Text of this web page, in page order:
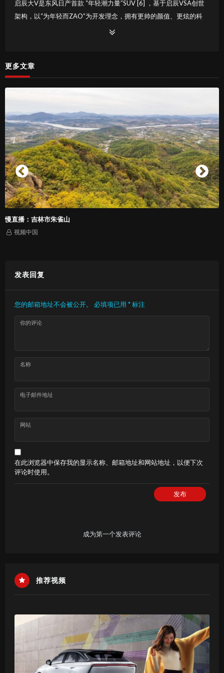
启辰大V是东风日产首款 “年轻潮力量”SUV [6] ，基于启辰VSA创世
架构，以“为年轻而ZAO”为开发理念，拥有更帅的颜值、更炫的科
技、更爽的体验 [3] 。同时，东风日产启辰启用最懂新一代消费者需
更多文章
慢直播：吉林市朱雀山
视频中国
发表回复
您的邮箱地址不会被公开。 必填项已用*标注
你的评论
名称
电子邮件地址
网站
在此浏览器中保存我的显示名称、邮箱地址和网站地址，以便下次
评论时使用。
发布
成为第一个发表评论
推荐视频